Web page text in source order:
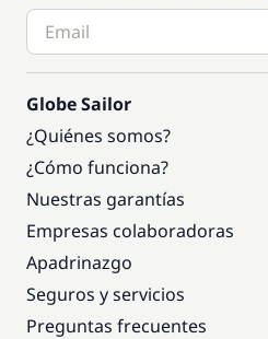
Globe Sailor
¿Quiénes somos?
¿Cómo funciona?
Nuestras garantías
Empresas colaboradoras
Apadrinazgo
Seguros y servicios
Preguntas frecuentes